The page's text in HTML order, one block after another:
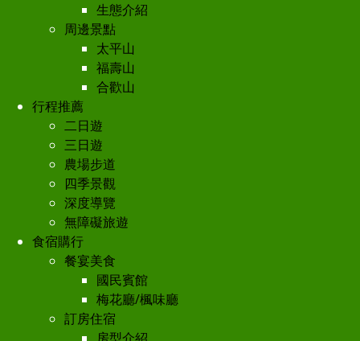
生態介紹
周邊景點
太平山
福壽山
合歡山
行程推薦
二日遊
三日遊
農場步道
四季景觀
深度導覽
無障礙旅遊
食宿購行
餐宴美食
國民賓館
梅花廳/楓味廳
訂房住宿